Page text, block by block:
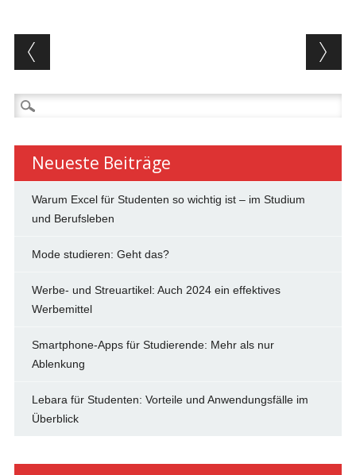
Beitragsnavigation
Suchen
nach:
Neueste Beiträge
Warum Excel für Studenten so wichtig ist – im Studium
und Berufsleben
Mode studieren: Geht das?
Werbe- und Streuartikel: Auch 2024 ein effektives
Werbemittel
Smartphone-Apps für Studierende: Mehr als nur
Ablenkung
Lebara für Studenten: Vorteile und Anwendungsfälle im
Überblick